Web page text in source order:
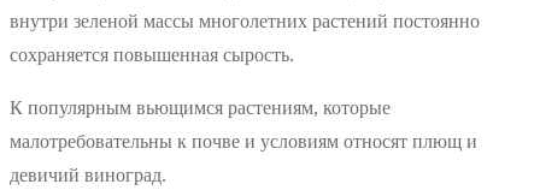
внутри зеленой массы многолетних растений постоянно
сохраняется повышенная сырость.
К популярным вьющимся растениям, которые
малотребовательны к почве и условиям относят плющ и
девичий виноград.